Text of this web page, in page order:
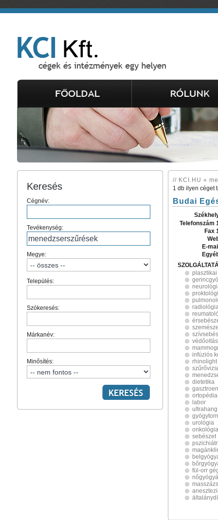
Keresés
Cégnév:
Tevékenység:
Megye:
Település:
Szókeresés:
Márkanév:
Minősítés:
// KCI.HU «
1 db ilyen céget
Budai
Telefonszám
Fax
E-
infúziós
rhinolight
dietetika
ortopédia
labor
ultrahang
urológia
onkológia
sebészet
fül-orr
masszázs